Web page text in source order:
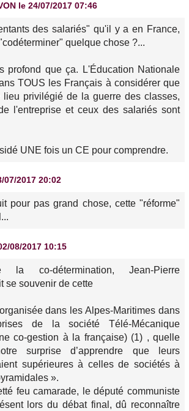
le 24/07/2017 07:46
des salariés" qu'il y a en France,
quelque chose ?...
profond que ça. L'Éducation Nationale
TOUS les Français à considérer que
lieu privilégié de la guerre des classes,
l'entreprise et ceux des salariés sont
UNE fois un CE pour comprendre.
07/2017 20:02
pour pas grand chose, cette "réforme"
08/2017 10:15
co-détermination, Jean-Pierre
se souvenir de cette
dans les Alpes-Maritimes dans
de la société Télé-Mécanique
co-gestion à la française) (1) , quelle
surprise d’apprendre que leurs
supérieures à celles de sociétés à
».
feu camarade, le député communiste
lors du débat final, dû reconnaître